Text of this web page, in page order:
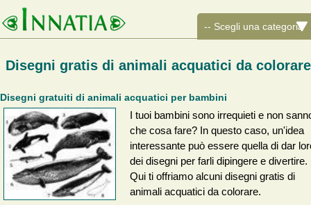
Disegni gratis di animali acquatici da colorare
Disegni gratuiti di animali acquatici per bambini
I tuoi bambini sono irrequieti e non
che cosa fare? In questo caso, un'idea
interessante può essere quella di dar
dei disegni per farli dipingere e divertire.
Qui ti offriamo alcuni disegni gratis di
animali acquatici da colorare.